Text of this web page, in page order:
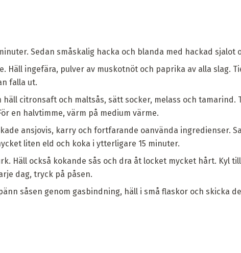
Sedan småskalig hacka och blanda med hackad sjalot
Häll ingefära, pulver av muskotnöt och paprika av alla slag.
falla ut.
citronsaft och maltsås, sätt socker, melass och tamarind.
en halvtimme, värm på medium värme.
ansjovis, karry och fortfarande oanvända ingredienser.
liten eld och koka i ytterligare 15 minuter.
Häll också kokande sås och dra åt locket mycket hårt. Kyl till
dag, tryck på påsen.
såsen genom gasbindning, häll i små flaskor och skicka